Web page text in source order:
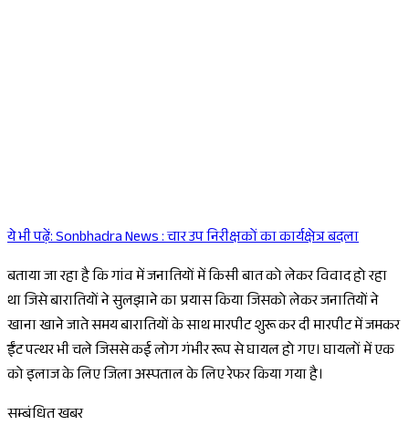
Sponsored
ये भी पढ़ें:Sonbhadra News : चार उप निरीक्षकों का कार्यक्षेत्र बदला
बताया जा रहा है कि गांव में जनातियों में किसी बात को लेकर विवाद हो रहा
था जिसे बारातियों ने सुलझाने का प्रयास किया जिसको लेकर जनातियों ने
खाना खाने जाते समय बारातियों के साथ मारपीट शुरू कर दी मारपीट में जमकर
ईंट पत्थर भी चले जिससे कई लोग गंभीर रूप से घायल हो गए। घायलों में एक
को इलाज के लिए जिला अस्पताल के लिए रेफर किया गया है।
सम्बंधित खबर